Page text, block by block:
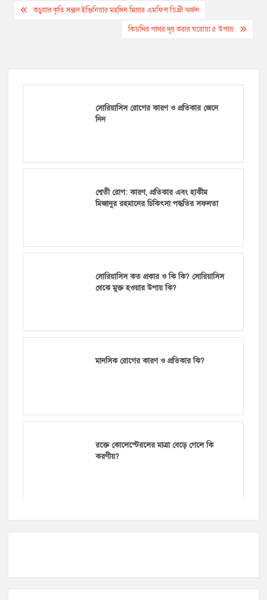
Postকচুয়ার কৃতি সন্তান ইঞ্জিনিয়ার মহসিন মিয়ার এমফিল ডিগ্রী অর্জন
কিডনির পাথর দূর করার ঘরোয়া ৫ উপায়
সোরিয়াসিস রোগের কারণ ও প্রতিকার জেনে
নিন
শ্বেতী রোগ: কারণ, প্রতিকার এবং হাকীম
মিজানুর রহমানের চিকিৎসা পদ্ধতির সফলতা
সোরিয়াসিস কত প্রকার ও কি কি? সোরিয়াসিস
থেকে মুক্ত হওয়ার উপায় কি?
মানসিক রোগের কারণ ও প্রতিকার কি?
রক্তে কোলেস্টেরলের মাত্রা বেড়ে গেলে কি
করণীয়?